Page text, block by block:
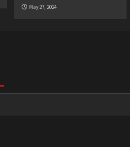
May 27, 2024